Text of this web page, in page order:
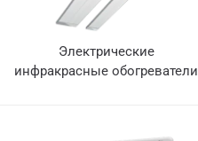
Электрические
инфракрасные обогреватели